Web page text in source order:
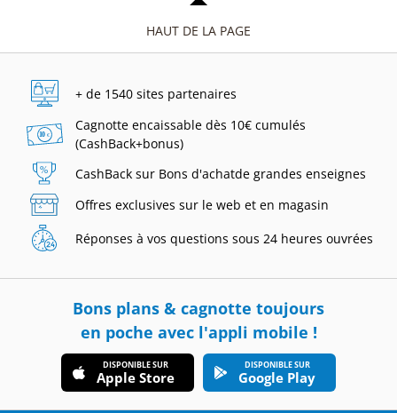
HAUT DE LA PAGE
+ de 1540 sites partenaires
Cagnotte encaissable dès 10€ cumulés
(CashBack+bonus)
CashBack sur Bons d'achatde grandes enseignes
Offres exclusives sur le web et en magasin
Réponses à vos questions sous 24 heures ouvrées
Bons plans & cagnotte toujours
en poche avec l'appli mobile !
DISPONIBLE SUR
Apple Store
DISPONIBLE SUR
Google Play